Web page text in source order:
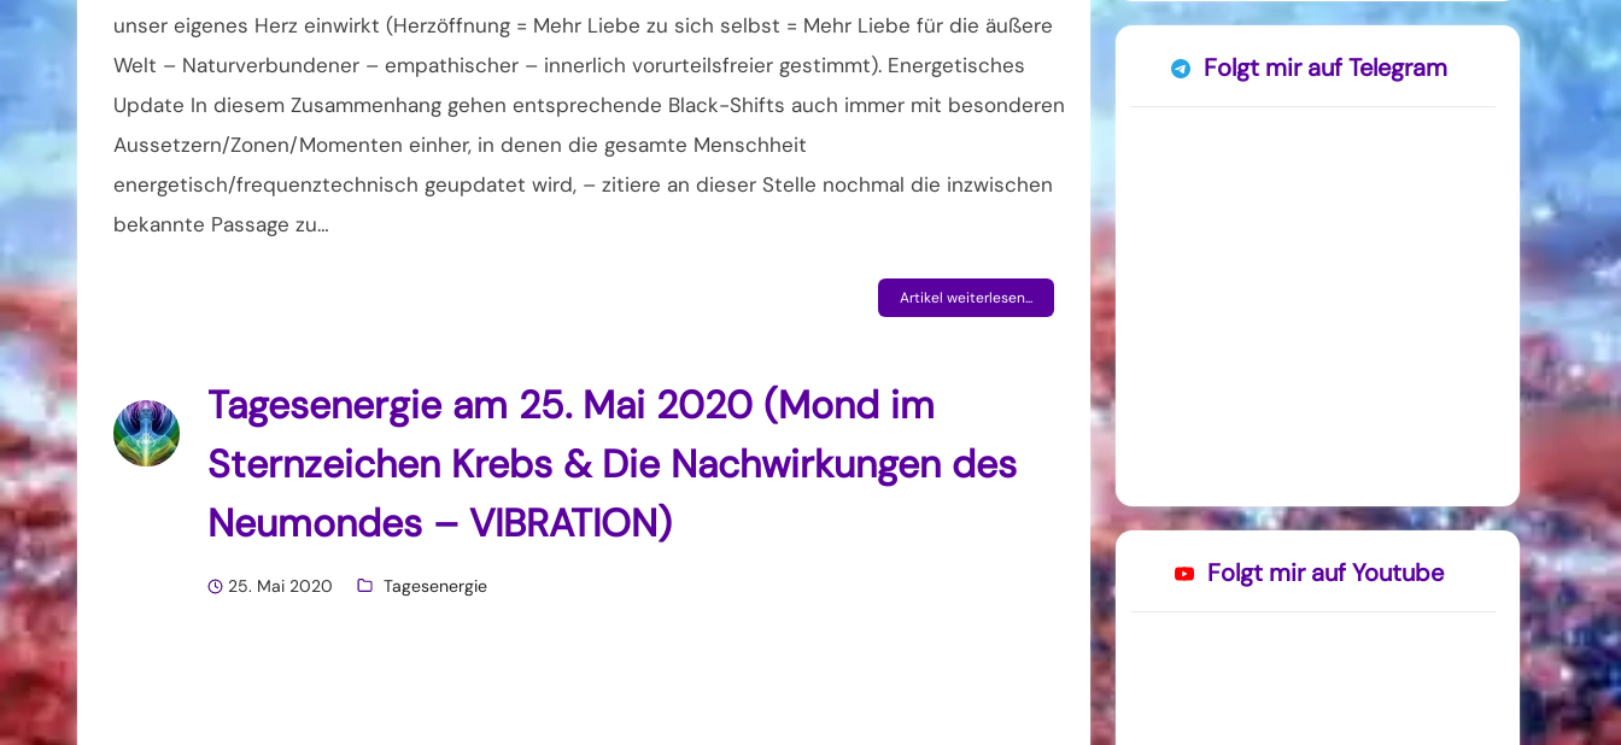
unser eigenes Herz einwirkt (Herzöffnung = Mehr Liebe zu sich selbst = Mehr Liebe für die äußere
Welt – Naturverbundener – empathischer – innerlich vorurteilsfreier gestimmt). Energetisches
Update In diesem Zusammenhang gehen entsprechende Black-Shifts auch immer mit besonderen
Aussetzern/Zonen/Momenten einher, in denen die gesamte Menschheit
energetisch/frequenztechnisch geupdatet wird, – zitiere an dieser Stelle nochmal die inzwischen
bekannte Passage zu…
Artikel weiterlesen...
Tagesenergie am 25. Mai 2020 (Mond im
Sternzeichen Krebs & Die Nachwirkungen des
Neumondes – VIBRATION)
25. Mai 2020 Tagesenergie
Folgt mir auf Telegram
Folgt mir auf Youtube